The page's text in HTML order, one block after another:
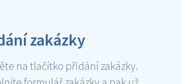
zakázky
na tlačítko přidání zakázky.